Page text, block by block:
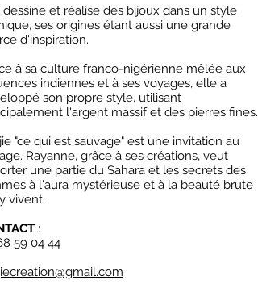
dessine et réalise des bijoux dans un style
ses origines étant aussi une grande
d'inspiration.
à sa culture franco-nigérienne mêlée aux
indiennes et à ses voyages, elle a
son propre style, utilisant
l'argent massif et des pierres fines.
"ce qui est sauvage" est une invitation au
Rayanne, grâce à ses créations, veut
une partie du Sahara et les secrets des
à l'aura mystérieuse et à la beauté brute
vivent.
:
59 04 44